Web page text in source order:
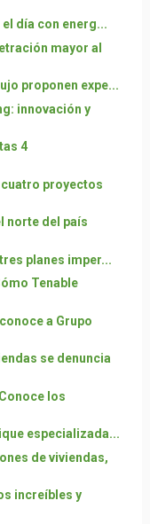
día con energ...
mayor al
proponen expe...
innovación y
4
proyectos
norte del país
planes imper...
Tenable
a Grupo
se denuncia
los
especializada...
de viviendas,
increíbles y